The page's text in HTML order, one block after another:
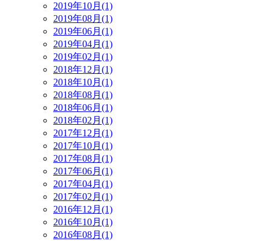
2019年10月(1)
2019年08月(1)
2019年06月(1)
2019年04月(1)
2019年02月(1)
2018年12月(1)
2018年10月(1)
2018年08月(1)
2018年06月(1)
2018年02月(1)
2017年12月(1)
2017年10月(1)
2017年08月(1)
2017年06月(1)
2017年04月(1)
2017年02月(1)
2016年12月(1)
2016年10月(1)
2016年08月(1)